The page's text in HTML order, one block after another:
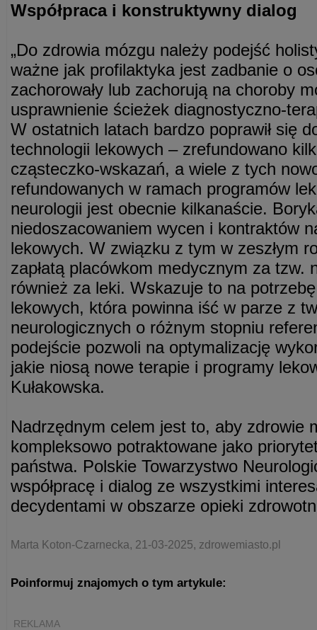
Współpraca i konstruktywny dialog
„Do zdrowia mózgu należy podejść
ważne jak profilaktyka jest zadbanie o
zachorowały lub zachorują na choroby
usprawnienie ścieżek diagnostyczno-
W ostatnich latach bardzo poprawił się
technologii lekowych – zrefundowano
cząsteczko-wskazań, a wiele z tych
refundowanych w ramach programów
neurologii jest obecnie kilkanaście.
niedoszacowaniem wycen i kontraktów
lekowych. W związku z tym w zeszłym
zapłatą placówkom medycznym za tzw.
również za leki. Wskazuje to na
lekowych, która powinna iść w parze z
neurologicznych o różnym stopniu
podejście pozwoli na optymalizację
jakie niosą nowe terapie i programy
Kułakowska.
Nadrzędnym celem jest to, aby zdrowie
kompleksowo potraktowane jako
państwa. Polskie Towarzystwo
współpracę i dialog ze wszystkimi
decydentami w obszarze opieki
Marta Koton-Czarnecka, 21-03-2025, zdrowemiasto.pl
Poinformuj znajomych o tym artykule:
REKLAMA